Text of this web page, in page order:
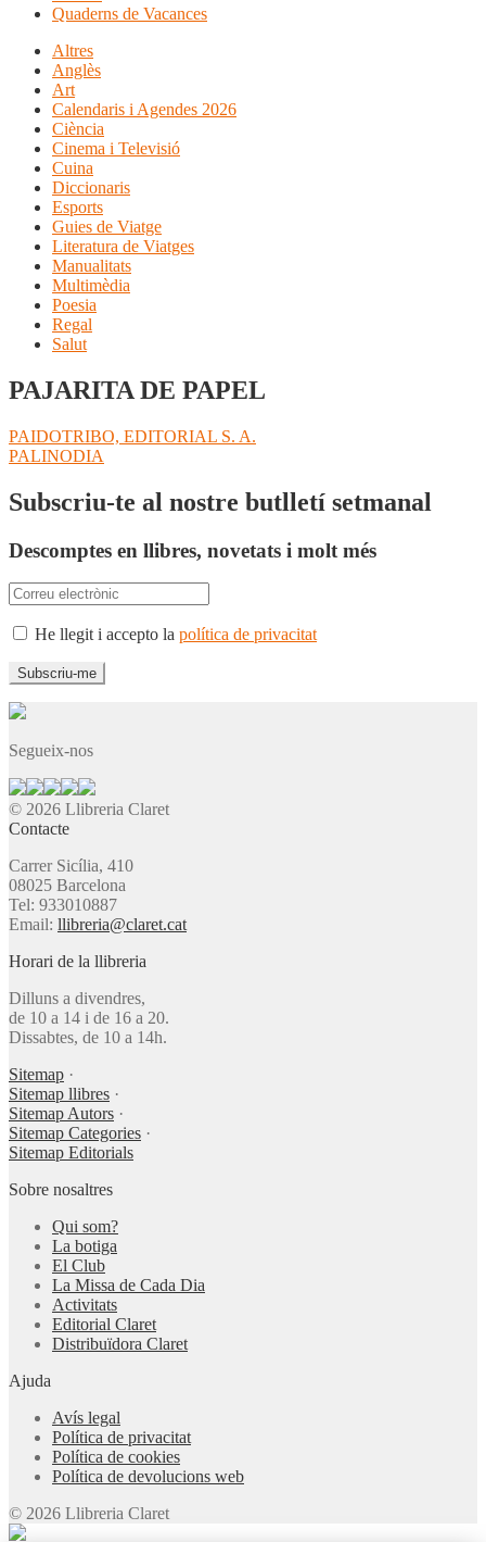
Quaderns de Vacances
Altres
Anglès
Art
Calendaris i Agendes 2026
Ciència
Cinema i Televisió
Cuina
Diccionaris
Esports
Guies de Viatge
Literatura de Viatges
Manualitats
Multimèdia
Poesia
Regal
Salut
PAJARITA DE PAPEL
Navegació
d'entrades
Entrada
anterior:
PAIDOTRIBO, EDITORIAL S. A.
Pròxima
PALINODIA
Subscriu-te al nostre butlletí setmanal
Descomptes en llibres, novetats i molt més
He llegit i accepto la política de privacitat
Segueix-nos
© 2026 Llibreria Claret
Contacte
Carrer Sicília, 410
08025 Barcelona
Tel: 933010887
Email: llibreria@claret.cat
Horari de la llibreria
Dilluns a divendres,
de 10 a 14 i de 16 a 20.
Dissabtes, de 10 a 14h.
Sitemap ·
Sitemap llibres ·
Sitemap Autors ·
Sitemap Categories ·
Sitemap Editorials
Sobre nosaltres
Qui som?
La botiga
El Club
La Missa de Cada Dia
Activitats
Editorial Claret
Distribuïdora Claret
Ajuda
Avís legal
Política de privacitat
Política de cookies
Política de devolucions web
© 2026 Llibreria Claret